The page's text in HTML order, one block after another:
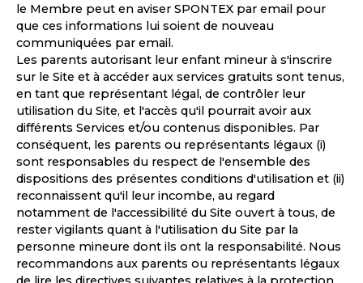
le Membre peut en aviser SPONTEX par email pour
que ces informations lui soient de nouveau
communiquées par email.
Les parents autorisant leur enfant mineur à s'inscrire
sur le Site et à accéder aux services gratuits sont tenus,
en tant que représentant légal, de contrôler leur
utilisation du Site, et l'accès qu'il pourrait avoir aux
différents Services et/ou contenus disponibles. Par
conséquent, les parents ou représentants légaux (i)
sont responsables du respect de l'ensemble des
dispositions des présentes conditions d'utilisation et (ii)
reconnaissent qu'il leur incombe, au regard
notamment de l'accessibilité du Site ouvert à tous, de
rester vigilants quant à l'utilisation du Site par la
personne mineure dont ils ont la responsabilité. Nous
recommandons aux parents ou représentants légaux